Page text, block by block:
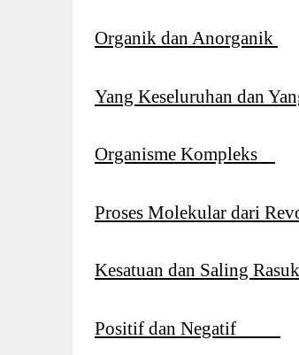
Organik dan Anorganik
Yang Keseluruhan dan
Organisme Kompleks
Proses Molekular dari
Kesatuan dan Saling
Positif dan Negatif